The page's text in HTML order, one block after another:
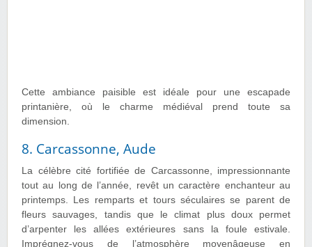
Cette ambiance paisible est idéale pour une escapade
printanière, où le charme médiéval prend toute sa
dimension.
8. Carcassonne, Aude
La célèbre cité fortifiée de Carcassonne, impressionnante
tout au long de l’année, revêt un caractère enchanteur au
printemps. Les remparts et tours séculaires se parent de
fleurs sauvages, tandis que le climat plus doux permet
d’arpenter les allées extérieures sans la foule estivale.
Imprégnez-vous de l’atmosphère moyenâgeuse en